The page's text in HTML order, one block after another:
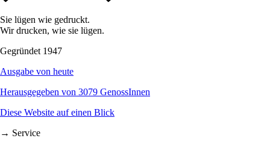
Sie lügen wie gedruckt.
Wir drucken, wie sie lügen.
Gegründet 1947
Ausgabe von heute
Herausgegeben von 3079 GenossInnen
Diese Website auf einen Blick
→ Service